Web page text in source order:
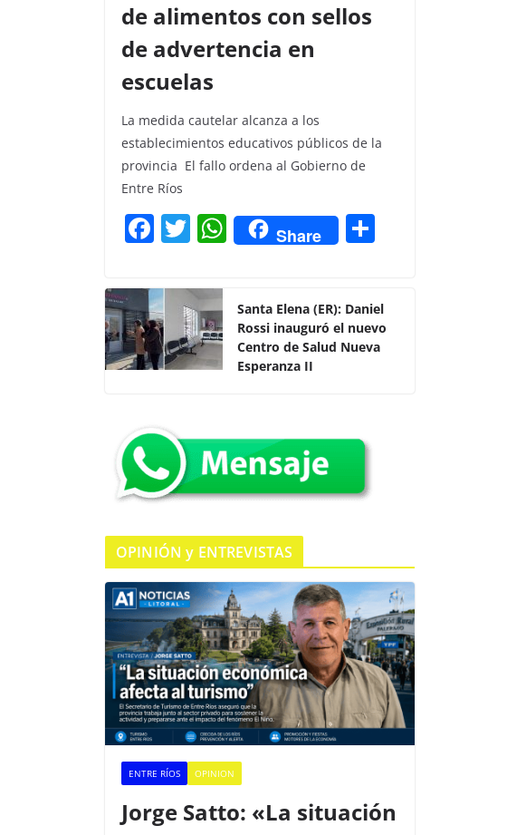
de alimentos con sellos
de advertencia en
escuelas
La medida cautelar alcanza a los
establecimientos educativos públicos de la
provincia El fallo ordena al Gobierno de
Entre Ríos
F
c
e
b
o
k
T
itt
er
W
h
s
A
p
Share
p
ar
Santa Elena (ER): Daniel
Rossi inauguró el nuevo
Centro de Salud Nueva
Esperanza II
OPINIÓN y ENTREVISTAS
ENTRE RÍOS OPINION
Jorge Satto: «La situación